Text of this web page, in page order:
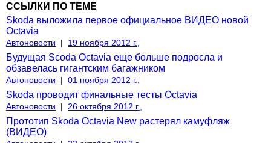
ССЫЛКИ ПО ТЕМЕ
Skoda выложила первое официальное ВИДЕО новой
Octavia
Автоновости | 19 ноября 2012 г.,
Будущая Scoda Octavia еще больше подросла и
обзавелась гигантским багажником
Автоновости | 01 ноября 2012 г.,
Skoda проводит финальные тесты Octavia
Автоновости | 26 октября 2012 г.,
Прототип Skoda Octavia New растерял камуфляж
(ВИДЕО)